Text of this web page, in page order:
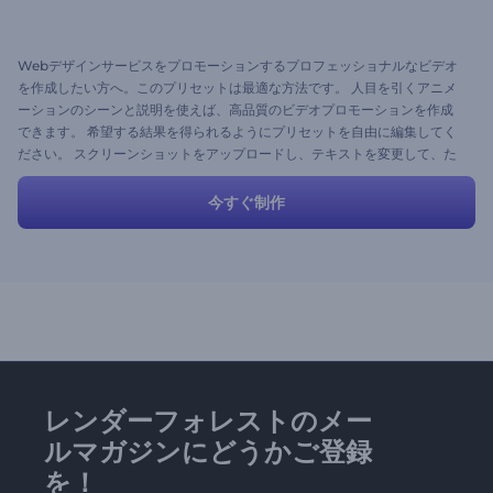
Webデザインサービスをプロモーションするプロフェッショナルなビデオ
を作成したい方へ。このプリセットは最適な方法です。 人目を引くアニメ
ーションのシーンと説明を使えば、高品質のビデオプロモーションを作成
できます。 希望する結果を得られるようにプリセットを自由に編集してく
ださい。 スクリーンショットをアップロードし、テキストを変更して、た
った数分で素晴らしいプロモーションビデオを作りませんか。
今すぐ制作
レンダーフォレストのメー
ルマガジンにどうかご登録
を！